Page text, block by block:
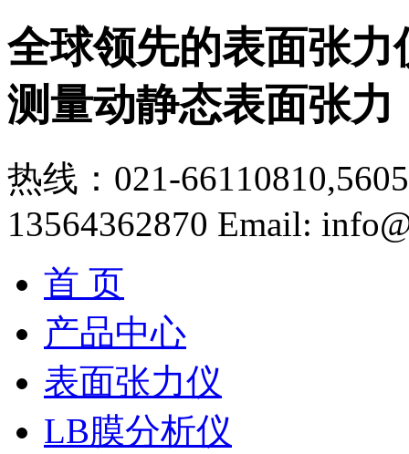
全球领先的表面张
测量动静态表面张力
热线：021-
13564362870 Email:
首 页
产品中心
表面张力仪
LB膜分析仪